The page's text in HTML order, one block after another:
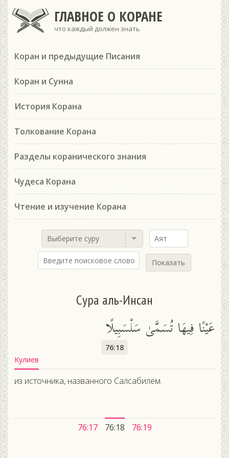
ГЛАВНОЕ О КОРАНЕ
что каждый должен знать
Коран и предыдущие Писания
Коран и Сунна
История Корана
Толкование Корана
Разделы коранического знания
Чудеса Корана
Чтение и изучение Корана
Выберите суру
Показать
Сура аль-Инсан
عَيْنًا فِيهَا تُسَمَّىٰ سَلْسَبِيلًا
76:18
Кулиев
из источника, названного Салсабилем.
76:17 76:18 76:19